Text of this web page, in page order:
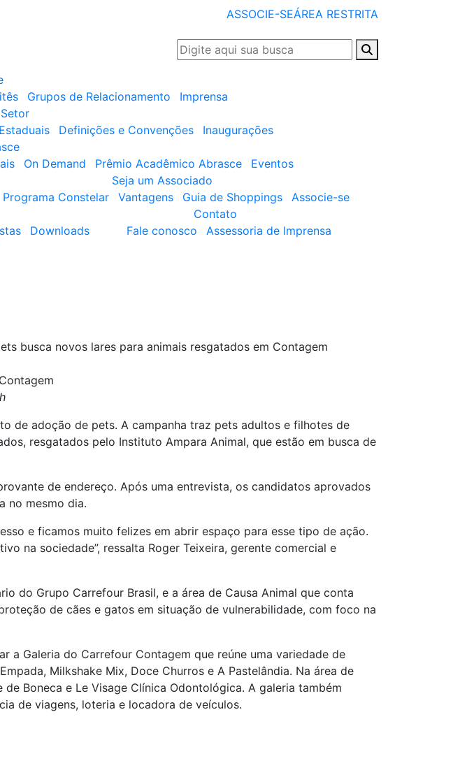
ASSOCIE-SEÁREA RESTRITA
Grupos de Relacionamento
Imprensa
Definições e Convenções
Inaugurações
On Demand Prêmio Acadêmico Abrasce
Eventos
Seja um Associado
Programa Constelar
Vantagens Guia de Shoppings
Associe-se
Downloads
Contato
Fale conosco
Assessoria de Imprensa
busca novos lares para animais resgatados em Contagem
de adoção de pets. A campanha traz pets adultos e filhotes de
resgatados pelo Instituto Ampara Animal, que estão em busca de
de endereço. Após uma entrevista, os candidatos aprovados
no mesmo dia.
e ficamos muito felizes em abrir espaço para esse tipo de ação.
na sociedade”, ressalta Roger Teixeira, gerente comercial e
do Grupo Carrefour Brasil, e a área de Causa Animal que conta
de cães e gatos em situação de vulnerabilidade, com foco na
a Galeria do Carrefour Contagem que reúne uma variedade de
Milkshake Mix, Doce Churros e A Pastelândia. Na área de
Boneca e Le Visage Clínica Odontológica. A galeria também
de viagens, loteria e locadora de veículos.